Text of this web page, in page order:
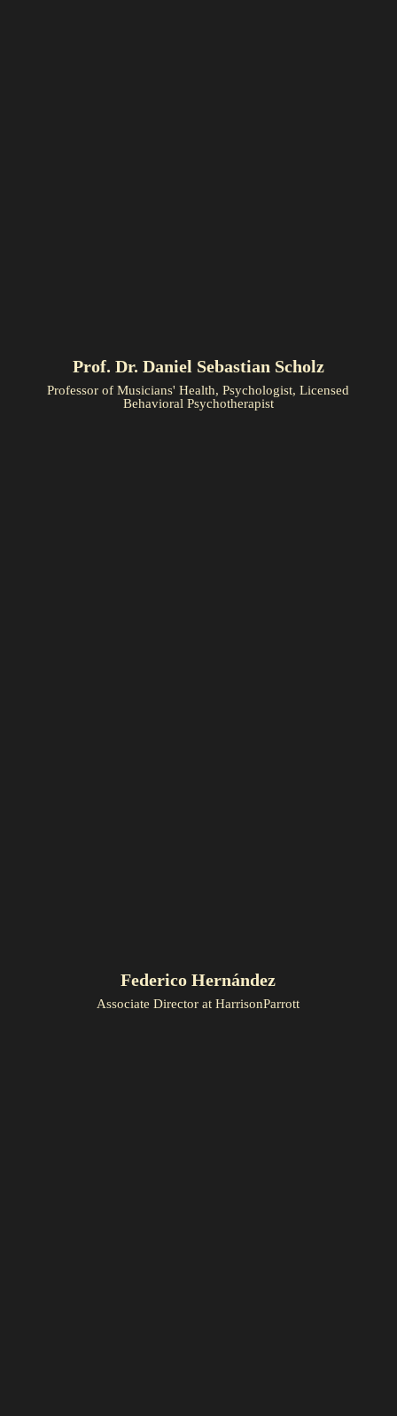
Prof. Dr. Daniel Sebastian Scholz
Professor of Musicians' Health, Psychologist, Licensed
Behavioral Psychotherapist
Federico Hernández
Associate Director at HarrisonParrott